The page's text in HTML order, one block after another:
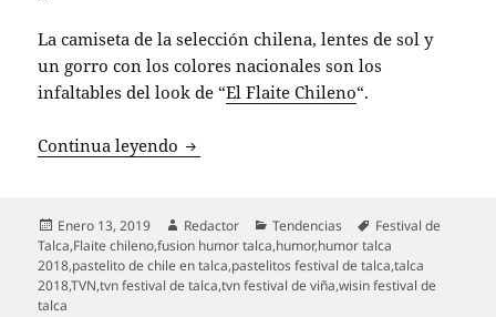
La camiseta de la selección chilena, lentes de sol y
un gorro con los colores nacionales son los
infaltables del look de “El Flaite Chileno“.
Continua leyendo “El Flaite chileno” se prepara con
Publicado
el
Enero 13, 2019 Autor
Redactor Categorías
Tendencias Etiquetas
Festival de
Talca,Flaite chileno,fusion humor talca,humor,humor talca
2018,pastelito de chile en talca,pastelitos festival de talca,talca
2018,TVN,tvn festival de talca,tvn festival de viña,wisin festival de
talca